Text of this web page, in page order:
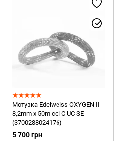
Мотузка Edelweiss OXYGEN II
8,2mm x 50m col C UC SE
(3700288024176)
5 700 грн